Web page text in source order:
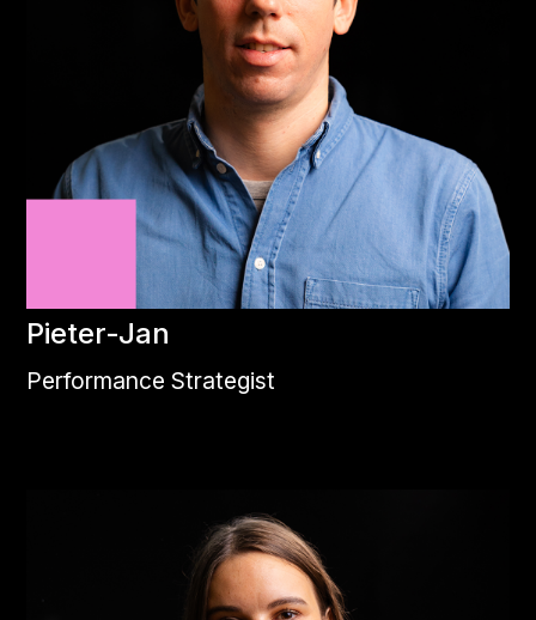
Pieter-Jan
Performance Strategist